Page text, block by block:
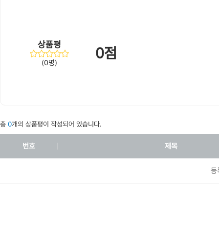
상품평
(0명)
0점
총 0개의 상품평이 작성되어 있습니다.
번호 제목
등